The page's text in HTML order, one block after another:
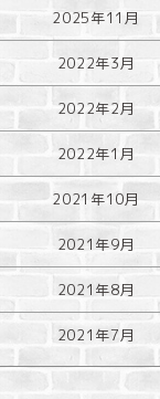
2025年11月
2022年3月
2022年2月
2022年1月
2021年10月
2021年9月
2021年8月
2021年7月